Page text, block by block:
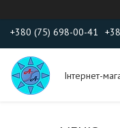
+380 (75) 698-00-41
Інтернет-